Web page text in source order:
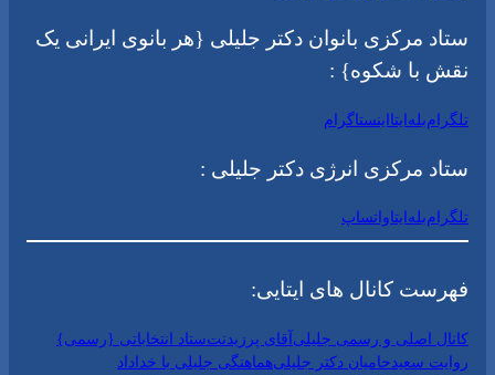
ستاد مرکزی بانوان دکتر جلیلی {هر بانوی ایرانی یک
نقش با شکوه} :
تلگرامبلهایتااینستاگرام
ستاد مرکزی انرژی دکتر جلیلی :
تلگرامبلهایتاواتساپ
فهرست کانال های ایتایی:
کانال اصلی و رسمی جلیلی آقای پرزیدنتستاد انتخاباتی {رسمی}
روایت سعید حامیان دکتر جلیلیهماهنگی جلیلی با خداداد